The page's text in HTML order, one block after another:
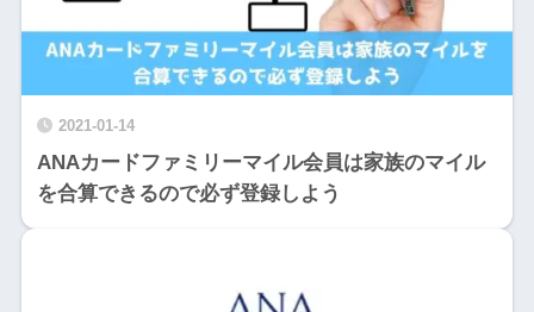
2021-01-14
ANAカードファミリーマイル会員は家族のマイル
を合算できるので必ず登録しよう